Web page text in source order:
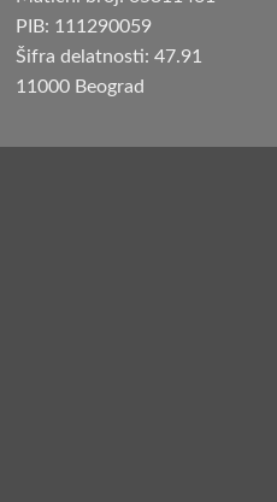
PIB: 111290059
Šifra delatnosti: 47.91
11000 Beograd